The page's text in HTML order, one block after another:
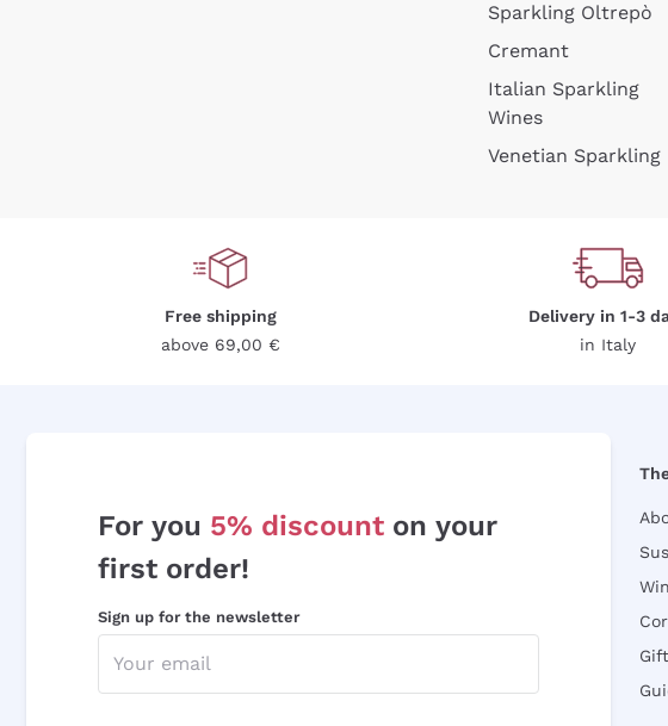
Sparkling Oltrepò
Cremant
Italian Sparkling
Wines
Venetian Sparkling
Free shipping
above 69,00 €
Delivery in 1-3
in Italy
For you 5% discount on your
first order!
Sign up for the newsletter